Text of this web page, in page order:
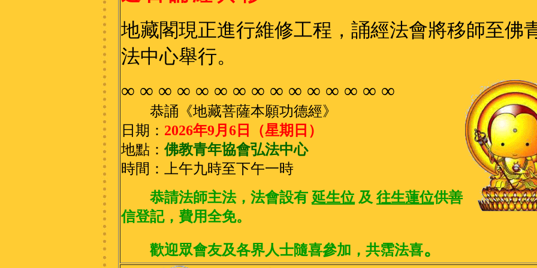
地藏閣現正進行維修工程，誦經法會將移師至佛
法中心舉行。
∞ ∞ ∞ ∞ ∞ ∞ ∞ ∞ ∞ ∞ ∞ ∞ ∞ ∞ ∞
恭誦《地藏菩薩本願功德經》
日期： 2026年9月6日（星期日）
地點：佛教青年協會弘法中心
時間：上午九時至下午一時
恭請法師主法，法會設有 延生位 及 往生蓮位供善
信登記，費用全免。
歡迎眾會友及各界人士隨喜參加，共霑法喜。